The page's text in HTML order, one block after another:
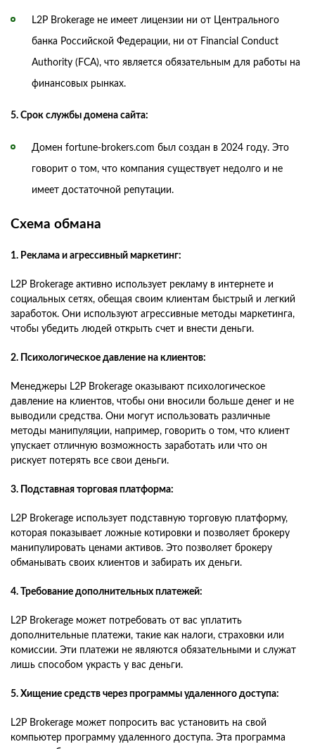
L2P Brokerage не имеет лицензии ни от Центрального
банка Российской Федерации, ни от Financial Conduct
Authority (FCA), что является обязательным для работы на
финансовых рынках.
5. Срок службы домена сайта:
Домен fortune-brokers.com был создан в 2024 году. Это
говорит о том, что компания существует недолго и не
имеет достаточной репутации.
Схема обмана
1. Реклама и агрессивный маркетинг:
L2P Brokerage активно использует рекламу в интернете и
социальных сетях, обещая своим клиентам быстрый и легкий
заработок. Они используют агрессивные методы маркетинга,
чтобы убедить людей открыть счет и внести деньги.
2. Психологическое давление на клиентов:
Менеджеры L2P Brokerage оказывают психологическое
давление на клиентов, чтобы они вносили больше денег и не
выводили средства. Они могут использовать различные
методы манипуляции, например, говорить о том, что клиент
упускает отличную возможность заработать или что он
рискует потерять все свои деньги.
3. Подставная торговая платформа:
L2P Brokerage использует подставную торговую платформу,
которая показывает ложные котировки и позволяет брокеру
манипулировать ценами активов. Это позволяет брокеру
обманывать своих клиентов и забирать их деньги.
4. Требование дополнительных платежей:
L2P Brokerage может потребовать от вас уплатить
дополнительные платежи, такие как налоги, страховки или
комиссии. Эти платежи не являются обязательными и служат
лишь способом украсть у вас деньги.
5. Хищение средств через программы удаленного доступа:
L2P Brokerage может попросить вас установить на свой
компьютер программу удаленного доступа. Эта программа